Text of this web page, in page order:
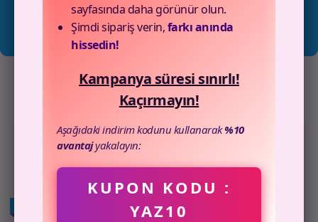
Twitter'da öne çıkmak için favori, görüntülenme ve retweet
artırma hizmetlerimizin hepsini Canmedya Twitter tek paket
satın al hizmetiyle edinin!
Twitter
100 Fav + 50 RT + 1000 Görüntülenme
sayfasında daha görünür olun.
Şimdi sipariş verin,farkı anında
hissedin!
Kampanya süresi sınırlı!
Kaçırmayın!
Aşağıdaki indirim kodunu kullanarak%10
avantajyakalayın:
KUPON KODU :
YAZ10